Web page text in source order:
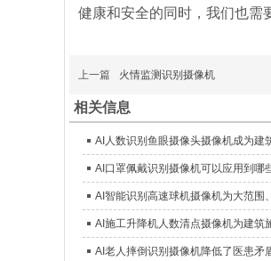
健康和安全的同时，我们也需
上一篇 火情监测识别摄像机
相关信息
AI人数识别鱼眼摄像头摄像机成为建
AI口罩佩戴识别摄像机可以应用到哪
AI智能识别高速球机摄像机为大范围
AI施工升降机人数清点摄像机为建筑